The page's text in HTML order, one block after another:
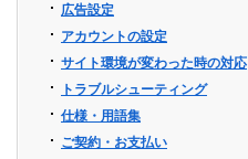
広告設定
アカウントの設定
サイト環境が変わった時の対応
トラブルシューティング
仕様・用語集
ご契約・お支払い